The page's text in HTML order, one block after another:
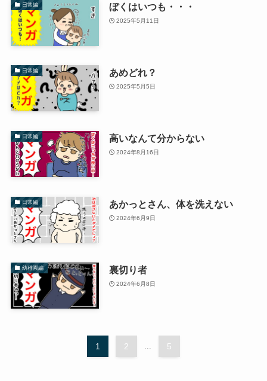
日常編 ぼくはいつも・・・
2025年5月11日
日常編 あめどれ？
2025年5月5日
日常編 高いなんて分からない
2024年8月16日
日常編 あかっとさん、体を洗えない
2024年6月9日
幼稚園編 裏切り者
2024年6月8日
1 2 ... 5